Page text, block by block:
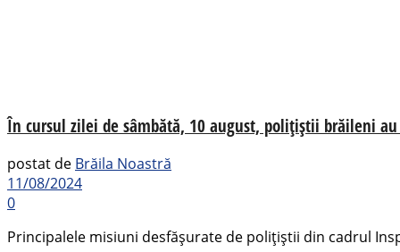
În cursul zilei de sâmbătă, 10 august, polițiștii brăileni
postat de Brăila Noastră
11/08/2024
0
Principalele misiuni desfășurate de polițiștii din cadrul